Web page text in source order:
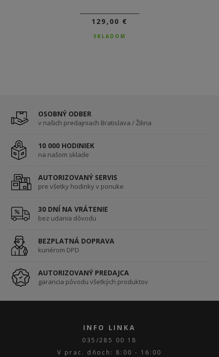
129,00 €
SKLADOM
OSOBNÝ ODBER
v našich predajniach Bratislava / Žilina
10 000 HODINIEK
na našom sklade
AUTORIZOVANÝ SERVIS
pre všetky hodinky v ponuke
30 DNÍ NA VRÁTENIE
bez udania dôvodu
BEZPLATNÁ DOPRAVA
kuriérom DPD
AUTORIZOVANÝ PREDAJCA
garancia pôvodu všetkých produktov
INFO LINKA
035/285 00 18
V prac. dňoch: 8:00 - 16:00